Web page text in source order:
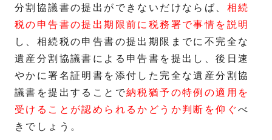
分割協議書の提出ができないだけならば、 相続
税の申告書の提出期限前に税務署で事情を説明
し、相続税の申告書の提出期限までに不完全な
遺産分割協議書による申告書を提出し、後日速
やかに署名証明書を添付した完全な遺産分割協
議書を提出することで納税猶予の特例の適用を
受けることが認められるかどうか判断を仰ぐべ
きでしょう。